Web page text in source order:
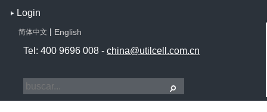
Login
简体中文 | English
Tel: 400 9696 008 - china@utilcell.com.cn